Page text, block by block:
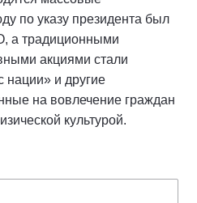
по указу президента был
а традиционными
акциями стали
и другие
на вовлечение граждан
культурой.